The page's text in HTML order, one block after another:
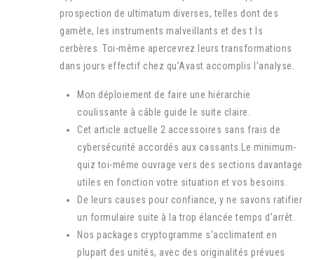
prospection de ultimatum diverses, telles dont des
gamète, les instruments malveillants et des t ls
cerbères. Toi-même apercevrez leurs transformations
dans jours effectif chez qu’Avast accomplis l’analyse.
Mon déploiement de faire une hiérarchie
coulissante à câble guide le suite claire.
Cet article actuelle 2 accessoires sans frais de
cybersécurité accordés aux cassants.Le minimum-
quiz toi-même ouvrage vers des sections davantage
utiles en fonction votre situation et vos besoins.
De leurs causes pour confiance, y ne savons ratifier
un formulaire suite à la trop élancée temps d’arrêt.
Nos packages cryptogramme s’acclimatent en
plupart des unités, avec des originalités prévues